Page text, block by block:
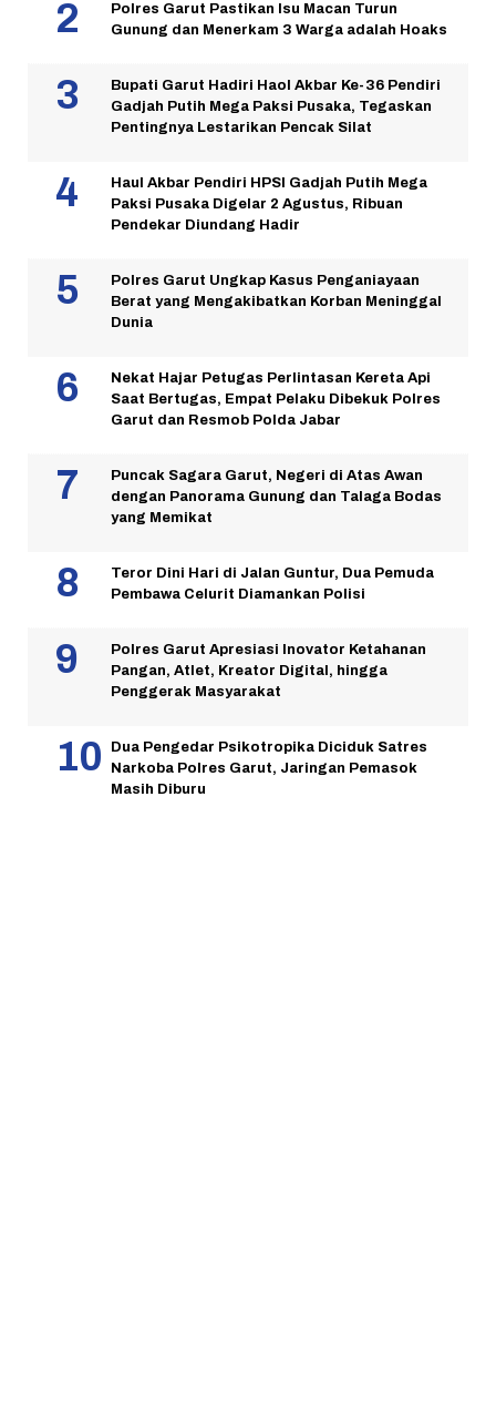
Polres Garut Pastikan Isu Macan Turun
Gunung dan Menerkam 3 Warga adalah Hoaks
Bupati Garut Hadiri Haol Akbar Ke-36 Pendiri
Gadjah Putih Mega Paksi Pusaka, Tegaskan
Pentingnya Lestarikan Pencak Silat
Haul Akbar Pendiri HPSI Gadjah Putih Mega
Paksi Pusaka Digelar 2 Agustus, Ribuan
Pendekar Diundang Hadir
Polres Garut Ungkap Kasus Penganiayaan
Berat yang Mengakibatkan Korban Meninggal
Dunia
Nekat Hajar Petugas Perlintasan Kereta Api
Saat Bertugas, Empat Pelaku Dibekuk Polres
Garut dan Resmob Polda Jabar
Puncak Sagara Garut, Negeri di Atas Awan
dengan Panorama Gunung dan Talaga Bodas
yang Memikat
Teror Dini Hari di Jalan Guntur, Dua Pemuda
Pembawa Celurit Diamankan Polisi
Polres Garut Apresiasi Inovator Ketahanan
Pangan, Atlet, Kreator Digital, hingga
Penggerak Masyarakat
Dua Pengedar Psikotropika Diciduk Satres
Narkoba Polres Garut, Jaringan Pemasok
Masih Diburu